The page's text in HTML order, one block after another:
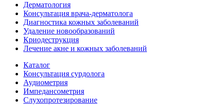
Дерматология
Консультация врача-дерматолога
Диагностика кожных заболеваний
Удаление новообразований
Криодеструкция
Лечение акне и кожных заболеваний
Каталог
Консультация сурдолога
Аудиометрия
Импедансометрия
Слухопротезирование